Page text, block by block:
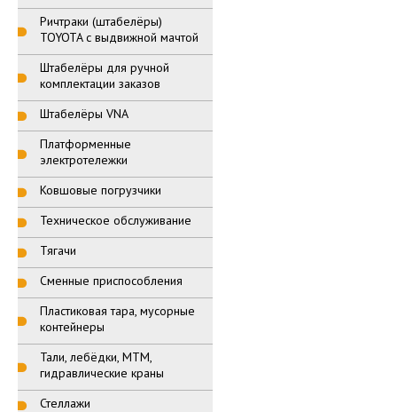
Ричтраки (штабелёры)
TOYOTA с выдвижной мачтой
Штабелёры для ручной
комплектации заказов
Штабелёры VNA
Платформенные
электротележки
Ковшовые погрузчики
Техническое обслуживание
Тягачи
Сменные приспособления
Пластиковая тара, мусорные
контейнеры
Тали, лебёдки, МТМ,
гидравлические краны
Стеллажи